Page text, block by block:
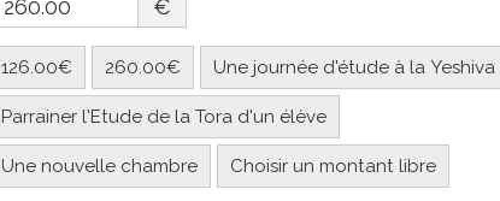
€
126.00€ 260.00€ Une journée d'étude à la Yeshiva
Parrainer l'Etude de la Tora d'un élève
Une nouvelle chambre Choisir un montant libre